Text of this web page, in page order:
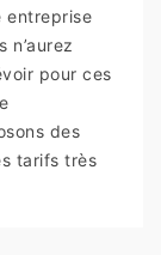
entreprise
n’aurez
pour ces
des
tarifs très